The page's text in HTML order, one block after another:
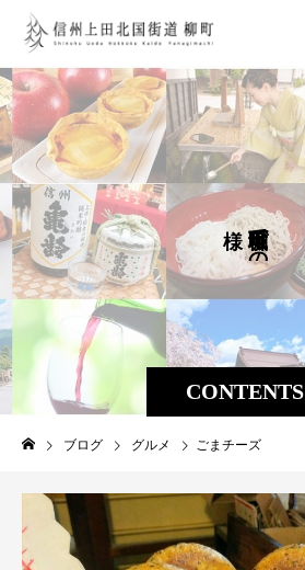
CONTENTS
で
の
な
ブログ グルメ ごまチーズ